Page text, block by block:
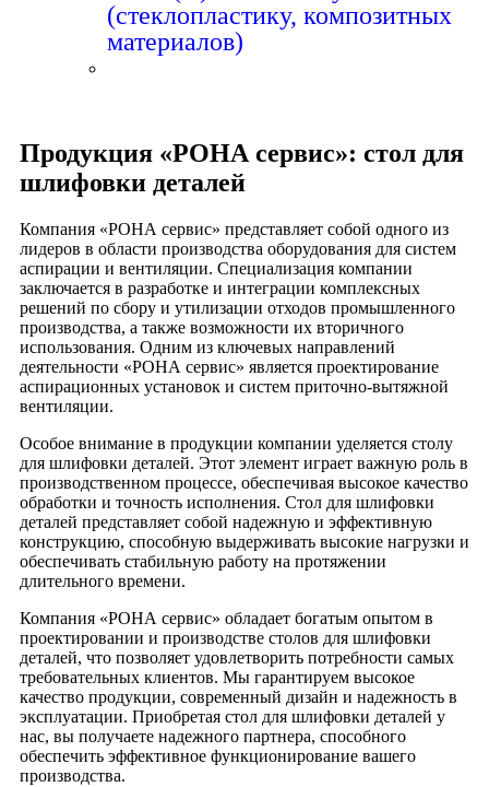
(стеклопластику, композитных
материалов)
Продукция «РОНА сервис»: стол для
шлифовки деталей
Компания «РОНА сервис» представляет собой одного из
лидеров в области производства оборудования для систем
аспирации и вентиляции. Специализация компании
заключается в разработке и интеграции комплексных
решений по сбору и утилизации отходов промышленного
производства, а также возможности их вторичного
использования. Одним из ключевых направлений
деятельности «РОНА сервис» является проектирование
аспирационных установок и систем приточно-вытяжной
вентиляции.
Особое внимание в продукции компании уделяется столу
для шлифовки деталей. Этот элемент играет важную роль в
производственном процессе, обеспечивая высокое качество
обработки и точность исполнения. Стол для шлифовки
деталей представляет собой надежную и эффективную
конструкцию, способную выдерживать высокие нагрузки и
обеспечивать стабильную работу на протяжении
длительного времени.
Компания «РОНА сервис» обладает богатым опытом в
проектировании и производстве столов для шлифовки
деталей, что позволяет удовлетворить потребности самых
требовательных клиентов. Мы гарантируем высокое
качество продукции, современный дизайн и надежность в
эксплуатации. Приобретая стол для шлифовки деталей у
нас, вы получаете надежного партнера, способного
обеспечить эффективное функционирование вашего
производства.